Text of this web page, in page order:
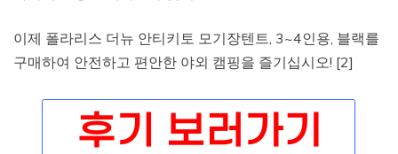
이제 폴라리스 더뉴 안티키토 모기장텐트, 3~4인용, 블랙를
구매하여 안전하고 편안한 야외 캠핑을 즐기십시오! [2]